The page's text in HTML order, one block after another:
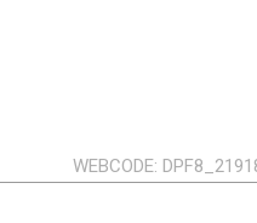
WEBCODE